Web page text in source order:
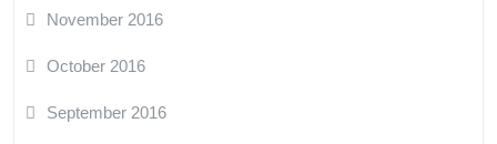
November 2016
October 2016
September 2016